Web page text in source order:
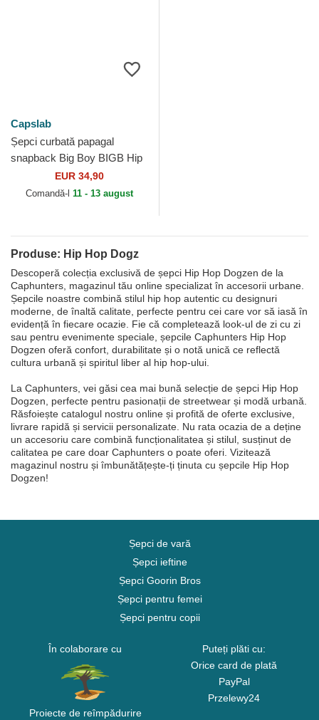
Capslab
Șepci curbată papagal
snapback Big Boy BIGB Hip
Hop Dogz de Capslab
EUR 34,90
Comandă-l 11 - 13 august
Produse: Hip Hop Dogz
Descoperă colecția exclusivă de șepci Hip Hop Dogzen de la
Caphunters, magazinul tău online specializat în accesorii urbane.
Șepcile noastre combină stilul hip hop autentic cu designuri
moderne, de înaltă calitate, perfecte pentru cei care vor să iasă în
evidență în fiecare ocazie. Fie că completează look-ul de zi cu zi
sau pentru evenimente speciale, șepcile Caphunters Hip Hop
Dogzen oferă confort, durabilitate și o notă unică ce reflectă
cultura urbană și spiritul liber al hip hop-ului.
La Caphunters, vei găsi cea mai bună selecție de șepci Hip Hop
Dogzen, perfecte pentru pasionații de streetwear și modă urbană.
Răsfoiește catalogul nostru online și profită de oferte exclusive,
livrare rapidă și servicii personalizate. Nu rata ocazia de a deține
un accesoriu care combină funcționalitatea și stilul, susținut de
calitatea pe care doar Caphunters o poate oferi. Vizitează
magazinul nostru și îmbunătățește-ți ținuta cu șepcile Hip Hop
Dogzen!
Șepci de vară
Șepci ieftine
Șepci Goorin Bros
Șepci pentru femei
Șepci pentru copii
În colaborare cu
Proiecte de reîmpădurire
Puteți plăti cu:
Orice card de plată
PayPal
Przelewy24